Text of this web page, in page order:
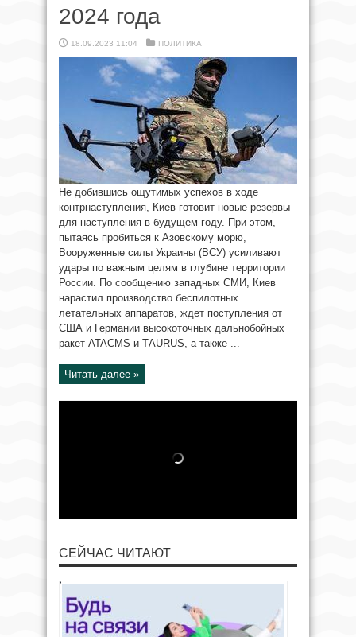
2024 года
18.09.2023 11:04 ПОЛИТИКА
Не добившись ощутимых успехов в ходе
контрнаступления, Киев готовит новые резервы
для наступления в будущем году. При этом,
пытаясь пробиться к Азовскому морю,
Вооруженные силы Украины (ВСУ) усиливают
удары по важным целям в глубине территории
России. По сообщению западных СМИ, Киев
нарастил производство беспилотных
летательных аппаратов, ждет поступления от
США и Германии высокоточных дальнобойных
ракет ATACMS и ТAURUS, а также ...
Читать далее »
СЕЙЧАС ЧИТАЮТ